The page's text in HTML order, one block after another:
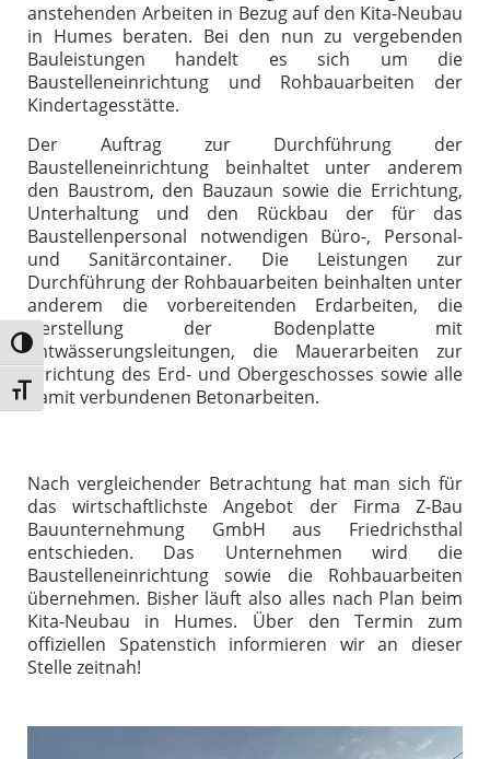
Umschalten auf hohe Kontraste
Schrift vergrößern
anstehenden Arbeiten in Bezug auf den Kita-Neubau
in Humes beraten. Bei den nun zu vergebenden
Bauleistungen handelt es sich um die
Baustelleneinrichtung und Rohbauarbeiten der
Kindertagesstätte.
Der Auftrag zur Durchführung der
Baustelleneinrichtung beinhaltet unter anderem
den Baustrom, den Bauzaun sowie die Errichtung,
Unterhaltung und den Rückbau der für das
Baustellenpersonal notwendigen Büro-, Personal-
und Sanitärcontainer. Die Leistungen zur
Durchführung der Rohbauarbeiten beinhalten unter
anderem die vorbereitenden Erdarbeiten, die
Herstellung der Bodenplatte mit
Entwässerungsleitungen, die Mauerarbeiten zur
Errichtung des Erd- und Obergeschosses sowie alle
damit verbundenen Betonarbeiten.
Nach vergleichender Betrachtung hat man sich für
das wirtschaftlichste Angebot der Firma Z-Bau
Bauunternehmung GmbH aus Friedrichsthal
entschieden. Das Unternehmen wird die
Baustelleneinrichtung sowie die Rohbauarbeiten
übernehmen. Bisher läuft also alles nach Plan beim
Kita-Neubau in Humes. Über den Termin zum
offiziellen Spatenstich informieren wir an dieser
Stelle zeitnah!